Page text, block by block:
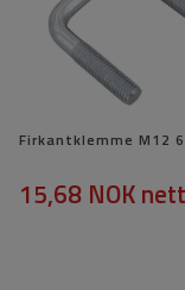
Firkantklemme M12
15,68 NOK